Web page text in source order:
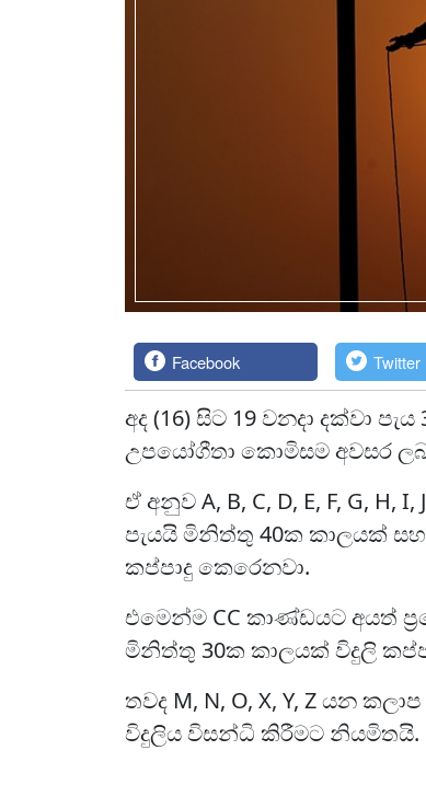
Facebook Twitter
අද (16) සිට 19 වනදා දක්වා
උපයෝගීතා කොමිසම අවසර
ඒ අනුව A, B, C, D, E, F, G, H, I,
පැයයි මිනිත්තු 40ක කාලයක් සහ
කප්පාදු කෙරෙනවා.
එමෙන්ම CC කාණ්ඩයට අයත්
මිනිත්තු 30ක කාලයක් විදුලි
තවද M, N, O, X, Y, Z යන
විදුලිය විසන්ධි කිරීමට නියමිතයි.